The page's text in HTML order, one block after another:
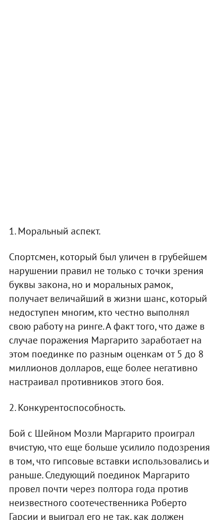
1. Моральный аспект.
Спортсмен, который был уличен в грубейшем
нарушении правил не только с точки зрения
буквы закона, но и моральных рамок,
получает величайший в жизни шанс, который
недоступен многим, кто честно выполнял
свою работу на ринге. А факт того, что даже в
случае поражения Маргарито заработает на
этом поединке по разным оценкам от 5 до 8
миллионов долларов, еще более негативно
настраивал противников этого боя.
2. Конкурентоспособность.
Бой с Шейном Мозли Маргарито проиграл
вчистую, что еще больше усилило подозрения
в том, что гипсовые вставки использовались и
раньше. Следующий поединок Маргарито
провел почти через полтора года против
неизвестного соотечественника Роберто
Гарсии и выиграл его не так, как должен